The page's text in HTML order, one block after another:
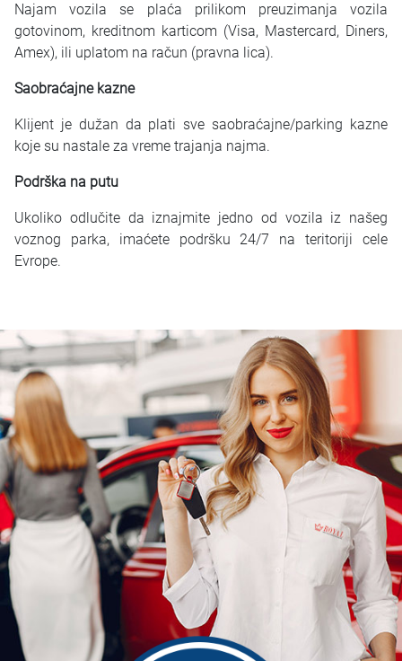
Najam vozila se plaća prilikom preuzimanja vozila
gotovinom, kreditnom karticom (Visa, Mastercard, Diners,
Amex), ili uplatom na račun (pravna lica).
Saobraćajne kazne
Klijent je dužan da plati sve saobraćajne/parking kazne
koje su nastale za vreme trajanja najma.
Podrška na putu
Ukoliko odlučite da iznajmite jedno od vozila iz našeg
voznog parka, imaćete podršku 24/7 na teritoriji cele
Evrope.